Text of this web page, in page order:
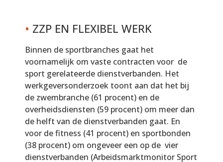
• ZZP EN FLEXIBEL WERK
Binnen de sportbranches gaat het
voornamelijk om vaste contracten voor de
sport gerelateerde dienstverbanden. Het
werkgeversonderzoek toont aan dat het bij
de zwembranche (61 procent) en de
overheidsdiensten (59 procent) om meer dan
de helft van de dienstverbanden gaat. En
voor de fitness (41 procent) en sportbonden
(38 procent) om ongeveer een op de vier
dienstverbanden (Arbeidsmarktmonitor Sport